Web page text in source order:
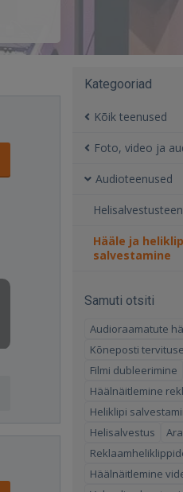
Kategooriad
Kõik teenused
Foto, video ja
Audioteenused
Hääle ja
salvestamine
Samuti otsiti
Audioraamatute
Kõneposti
Filmi dubleerimine
Häälnäitlemine
Heliklipi
Helisalvestus
Häälnäitlemine